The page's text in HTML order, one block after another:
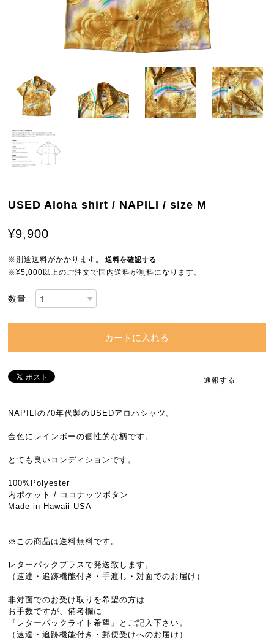
USED Aloha shirt / NAPILI / size M
¥9,900
※別途送料がかかります。 送料を確認する
※¥5,000以上のご注文で国内送料が無料になります。
数量
カートに入れる
通報する
NAPILIの70年代製のUSEDアロハシャツ。
金色にレインボーの個性的な柄です。
とても良いコンディションです。
100%Polyester
内ポケット / ココナッツボタン
Made in Hawaii USA
※この商品は送料無料です。
レターパックプラスで発送致します。
（速達・追跡機能付き・手渡し・対面でのお届け）
非対面でのお受け取りを希望の方は
お手数ですが、備考欄に
『レターパックライト希望』とご記入下さい。
（速達・追跡機能付き・郵便受けへのお届け）